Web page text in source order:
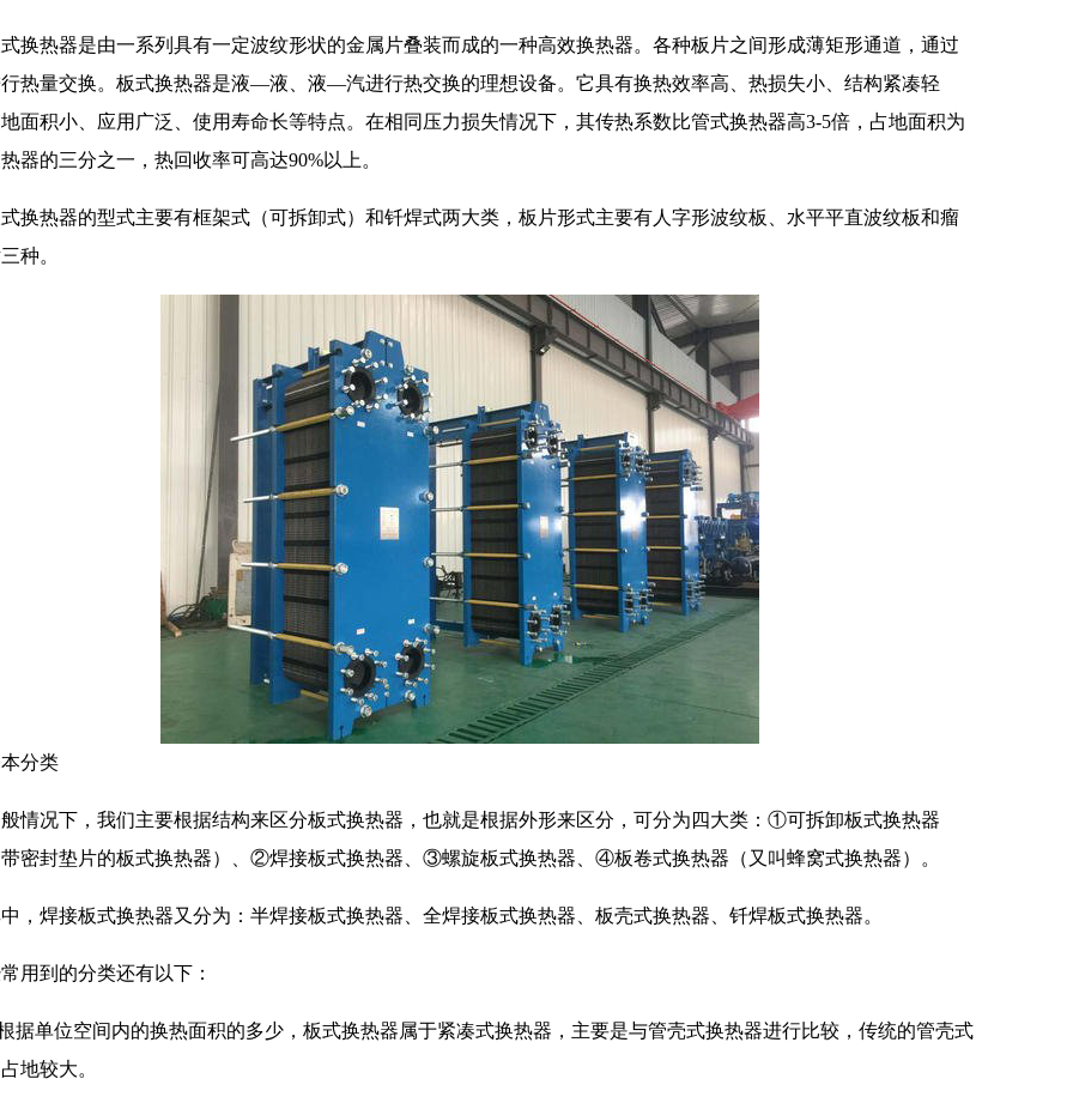
换热器是由一系列具有一定波纹形状的金属片叠装而成的一种高效换热器。各种板片之间形成薄矩形通道，通过
热量交换。板式换热器是液—液、液—汽进行热交换的理想设备。它具有换热效率高、热损失小、结构紧凑轻
面积小、应用广泛、使用寿命长等特点。在相同压力损失情况下，其传热系数比管式换热器高3-5倍，占地面积为
器的三分之一，热回收率可高达90%以上。
换热器的型式主要有框架式（可拆卸式）和钎焊式两大类，板片形式主要有人字形波纹板、水平平直波纹板和瘤
种。
分类
情况下，我们主要根据结构来区分板式换热器，也就是根据外形来区分，可分为四大类：①可拆卸板式换热器
密封垫片的板式换热器）、②焊接板式换热器、③螺旋板式换热器、④板卷式换热器（又叫蜂窝式换热器）。
，焊接板式换热器又分为：半焊接板式换热器、全焊接板式换热器、板壳式换热器、钎焊板式换热器。
用到的分类还有以下：
据单位空间内的换热面积的多少，板式换热器属于紧凑式换热器，主要是与管壳式换热器进行比较，传统的管壳式
地较大。